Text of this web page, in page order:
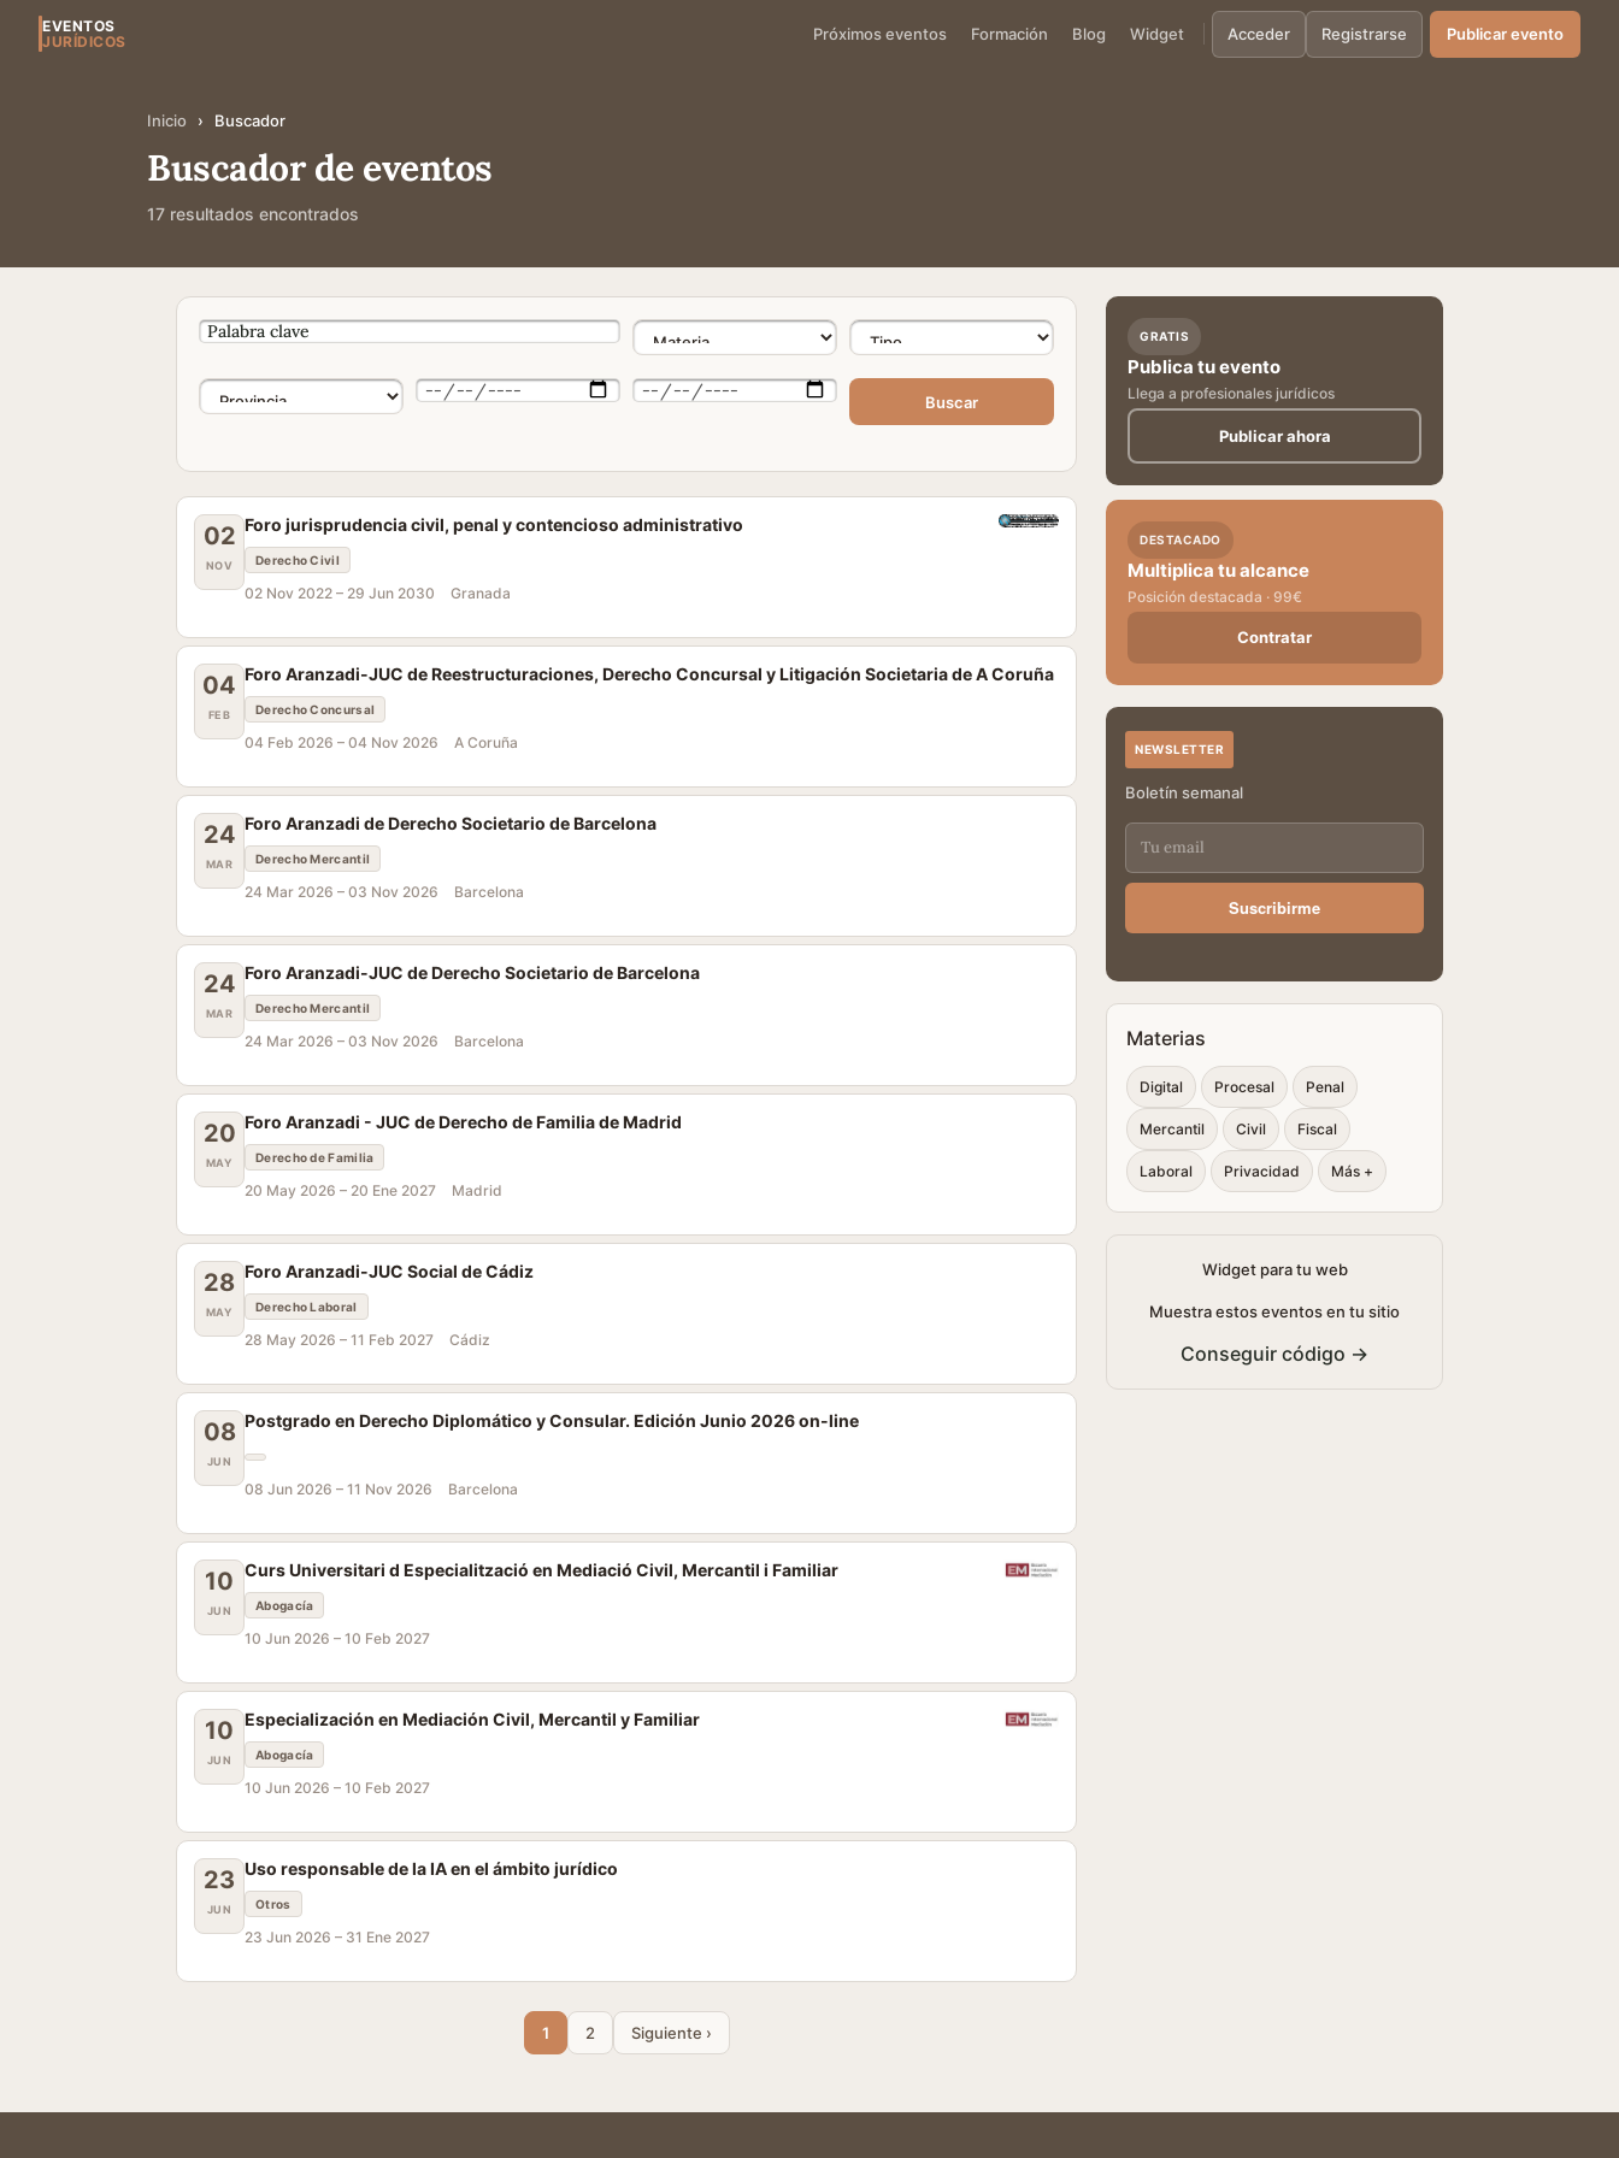
EVENTOS
JURÍDICOS
Próximos eventos Formación Blog Widget Acceder Registrarse Publicar evento
Inicio › Buscador
Buscador de eventos
17 resultados encontrados
Buscar
02
NOV
Foro jurisprudencia civil, penal y contencioso administrativo
Derecho Civil
02 Nov 2022 – 29 Jun 2030 Granada
04
FEB
Foro Aranzadi-JUC de Reestructuraciones, Derecho Concursal y Litigación Societaria de A Coruña
Derecho Concursal
04 Feb 2026 – 04 Nov 2026 A Coruña
24
MAR
Foro Aranzadi de Derecho Societario de Barcelona
Derecho Mercantil
24 Mar 2026 – 03 Nov 2026 Barcelona
24
MAR
Foro Aranzadi-JUC de Derecho Societario de Barcelona
Derecho Mercantil
24 Mar 2026 – 03 Nov 2026 Barcelona
20
MAY
Foro Aranzadi - JUC de Derecho de Familia de Madrid
Derecho de Familia
20 May 2026 – 20 Ene 2027 Madrid
28
MAY
Foro Aranzadi-JUC Social de Cádiz
Derecho Laboral
28 May 2026 – 11 Feb 2027 Cádiz
08
JUN
Postgrado en Derecho Diplomático y Consular. Edición Junio 2026 on-line
08 Jun 2026 – 11 Nov 2026 Barcelona
10
JUN
Curs Universitari d Especialització en Mediació Civil, Mercantil i Familiar
Abogacía
10 Jun 2026 – 10 Feb 2027
10
JUN
Especialización en Mediación Civil, Mercantil y Familiar
Abogacía
10 Jun 2026 – 10 Feb 2027
23
JUN
Uso responsable de la IA en el ámbito jurídico
Otros
23 Jun 2026 – 31 Ene 2027
1 2 Siguiente ›
GRATIS
Publica tu evento
Llega a profesionales jurídicos
Publicar ahora
DESTACADO
Multiplica tu alcance
Posición destacada · 99€
Contratar
NEWSLETTER
Boletín semanal
Suscribirme
Materias
Digital Procesal Penal
Mercantil Civil Fiscal
Laboral Privacidad Más +
Widget para tu web
Muestra estos eventos en tu sitio
Conseguir código →